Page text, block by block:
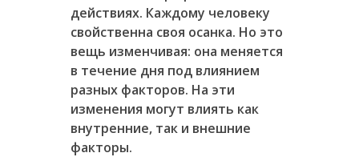
действиях. Каждому человеку
свойственна своя осанка. Но это
вещь изменчивая: она меняется
в течение дня под влиянием
разных факторов. На эти
изменения могут влиять как
внутренние, так и внешние
факторы.